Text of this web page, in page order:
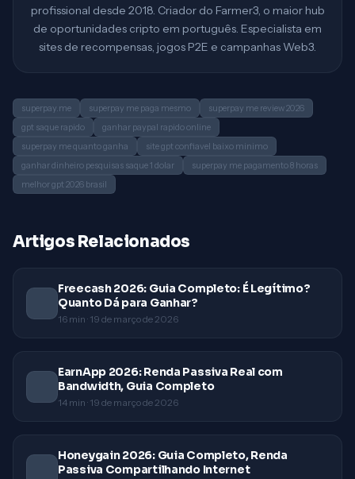
profissional desde 2018. Criador do Farmer3, o maior hub
de oportunidades cripto em português. Especialista em
sites de recompensas, jogos P2E e campanhas Web3.
superpay.me superpay me paga mesmo
superpay me review 2026
gpt saque rapido
ganhar paypal rapido online
superpay me quanto ganha
site gpt confiavel baixo minimo
ganhar dinheiro pesquisas saque 1 dolar
superpay me pagamento 8 horas
melhor gpt 2026 brasil
Artigos Relacionados
Freecash 2026: Guia Completo: É Legítimo?
Quanto Dá para Ganhar?
16 min · 19 de março de 2026
EarnApp 2026: Renda Passiva Real com
Bandwidth, Guia Completo
14 min · 19 de março de 2026
Honeygain 2026: Guia Completo, Renda
Passiva Compartilhando Internet